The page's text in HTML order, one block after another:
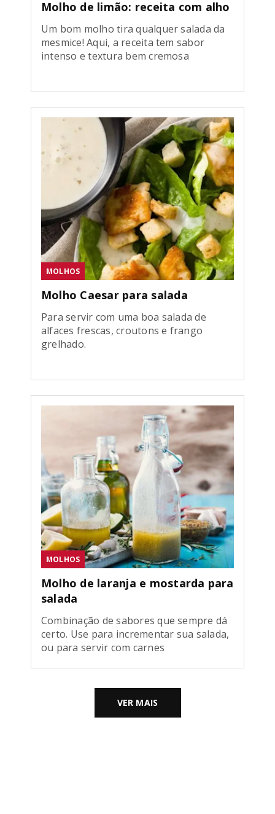
Molho de limão: receita com alho
Um bom molho tira qualquer salada da
mesmice! Aqui, a receita tem sabor
intenso e textura bem cremosa
MOLHOS
Molho Caesar para salada
Para servir com uma boa salada de
alfaces frescas, croutons e frango
grelhado.
MOLHOS
Molho de laranja e mostarda para
salada
Combinação de sabores que sempre dá
certo. Use para incrementar sua salada,
ou para servir com carnes
VER MAIS